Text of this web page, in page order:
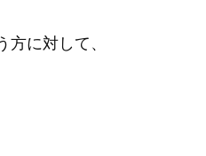
に対して、